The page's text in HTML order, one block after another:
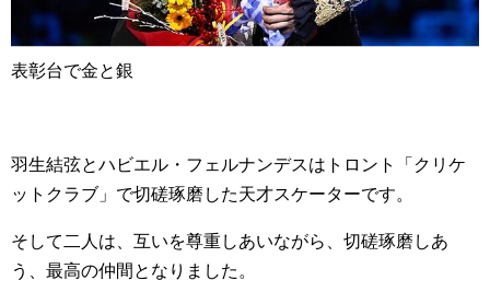
表彰台で金と銀
羽生結弦とハビエル・フェルナンデスはトロント「クリケ
ットクラブ」で切磋琢磨した天才スケーターです。
そして二人は、互いを尊重しあいながら、切磋琢磨しあ
う、最高の仲間となりました。